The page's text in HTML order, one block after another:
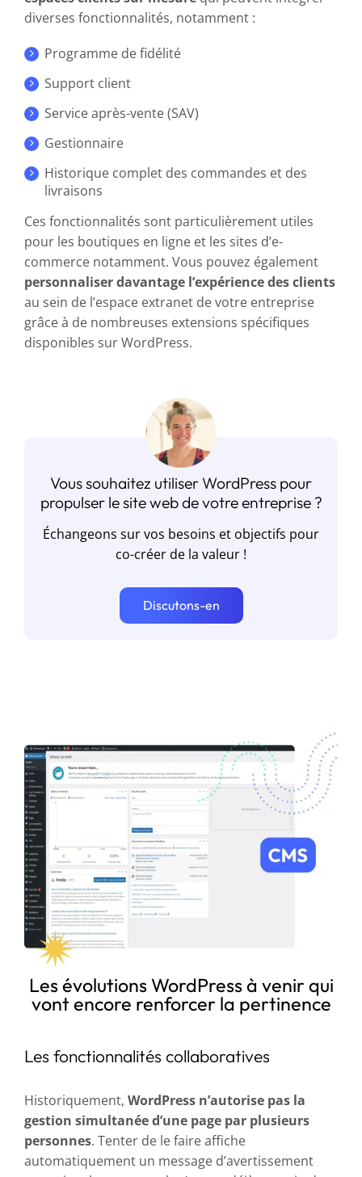
diverses fonctionnalités, notamment :
Programme de fidélité
Support client
Service après-vente (SAV)
Gestionnaire
Historique complet des commandes et des
livraisons
Ces fonctionnalités sont particulièrement utiles
pour les boutiques en ligne et les sites d’e-
commerce notamment. Vous pouvez également
personnaliser davantage l’expérience des clients
au sein de l’espace extranet de votre entreprise
grâce à de nombreuses extensions spécifiques
disponibles sur WordPress.
Vous souhaitez utiliser WordPress pour
propulser le site web de votre entreprise ?
Échangeons sur vos besoins et objectifs pour
co-créer de la valeur !
Discutons-en
Les évolutions WordPress à venir qui
vont encore renforcer la pertinence
Les fonctionnalités collaboratives
Historiquement, WordPress n’autorise pas la
gestion simultanée d’une page par plusieurs
personnes. Tenter de le faire affiche
automatiquement un message d’avertissement